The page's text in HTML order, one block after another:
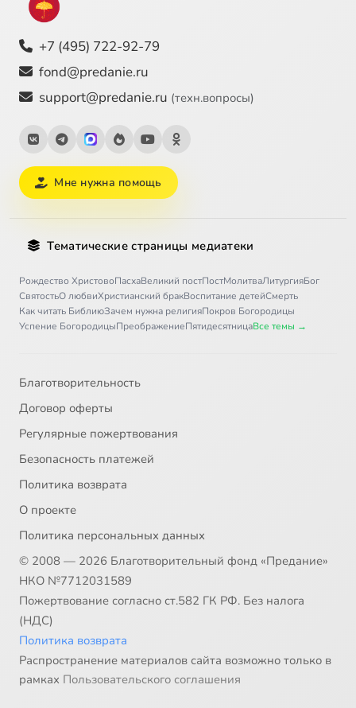
+7 (495) 722-92-79
fond@predanie.ru
support@predanie.ru (техн.вопросы)
Мне нужна помощь
Тематические страницы медиатеки
Рождество ХристовоПасхаВеликий постПостМолитваЛитургияБог
СвятостьО любвиХристианский бракВоспитание детейСмерть
Как читать БиблиюЗачем нужна религияПокров Богородицы
Успение БогородицыПреображениеПятидесятницаВсе темы →
Благотворительность
Договор оферты
Регулярные пожертвования
Безопасность платежей
Политика возврата
О проекте
Политика персональных данных
© 2008 — 2026 Благотворительный фонд «Предание»
НКО №7712031589
Пожертвование согласно ст.582 ГК РФ. Без налога
(НДС)
Политика возврата
Распространение материалов сайта возможно только в
рамках Пользовательского соглашения